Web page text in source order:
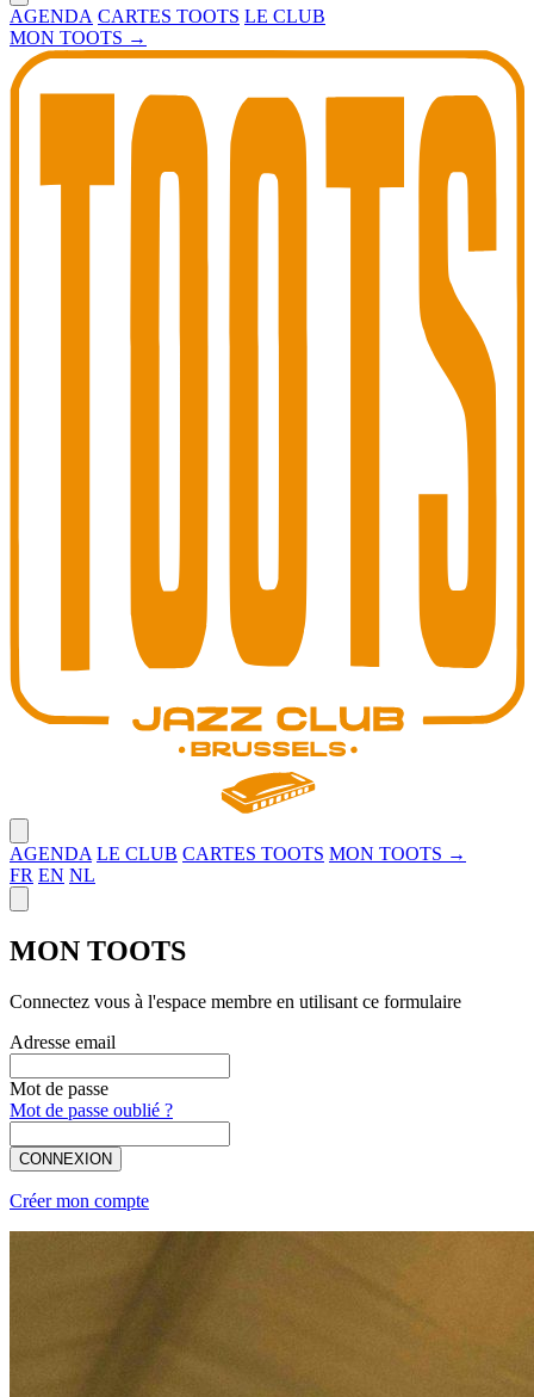
AGENDA CARTES TOOTS LE CLUB
MON TOOTS →
Toots Jazz Club
AGENDA LE CLUB CARTES TOOTS MON TOOTS →
FR EN NL
MON TOOTS
Connectez vous à l'espace membre en utilisant ce formulaire
Adresse email
Mot de passe
Mot de passe oublié ?
CONNEXION
Créer mon compte